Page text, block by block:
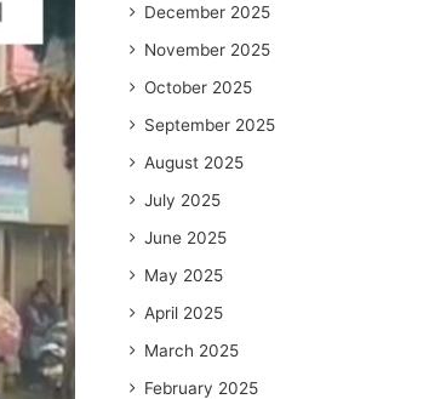
December 2025
November 2025
October 2025
September 2025
August 2025
July 2025
June 2025
May 2025
April 2025
March 2025
February 2025